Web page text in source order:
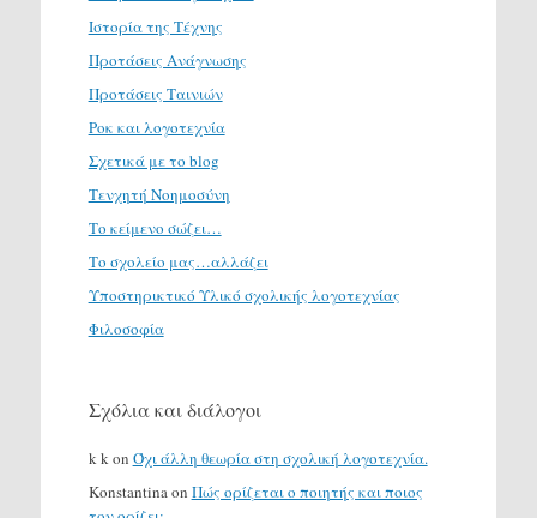
Ιστορία της Τέχνης
Προτάσεις Ανάγνωσης
Προτάσεις Ταινιών
Ροκ και λογοτεχνία
Σχετικά με το blog
Τενχητή Νοημοσύνη
Το κείμενο σώζει…
Το σχολείο μας…αλλάζει
Υποστηρικτικό Υλικό σχολικής λογοτεχνίας
Φιλοσοφία
Σχόλια και διάλογοι
k kon Όχι άλλη θεωρία στη σχολική λογοτεχνία.
Konstantinaon Πώς ορίζεται ο ποιητής και ποιος